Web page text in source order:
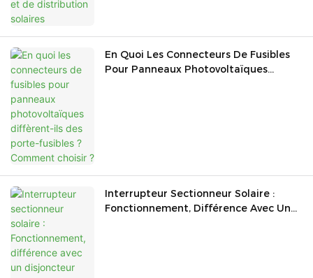
En Quoi Les Connecteurs De Fusibles
Pour Panneaux Photovoltaïques
Interrupteur Sectionneur Solaire :
Fonctionnement, Différence Avec Un